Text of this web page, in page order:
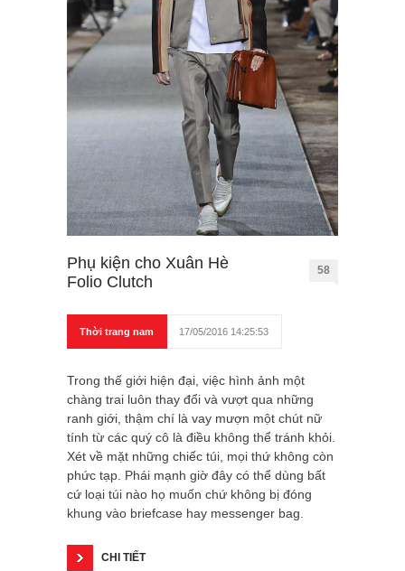
Phụ kiện cho Xuân Hè
Folio Clutch
58
Thời trang nam 17/05/2016 14:25:53
Trong thế giới hiện đại, việc hình ảnh một
chàng trai luôn thay đổi và vượt qua những
ranh giới, thậm chí là vay mượn một chút nữ
tính từ các quý cô là điều không thể tránh khỏi.
Xét về mặt những chiếc túi, mọi thứ không còn
phức tạp. Phái mạnh giờ đây có thể dùng bất
cứ loại túi nào họ muốn chứ không bị đóng
khung vào briefcase hay messenger bag.
CHI TIẾT